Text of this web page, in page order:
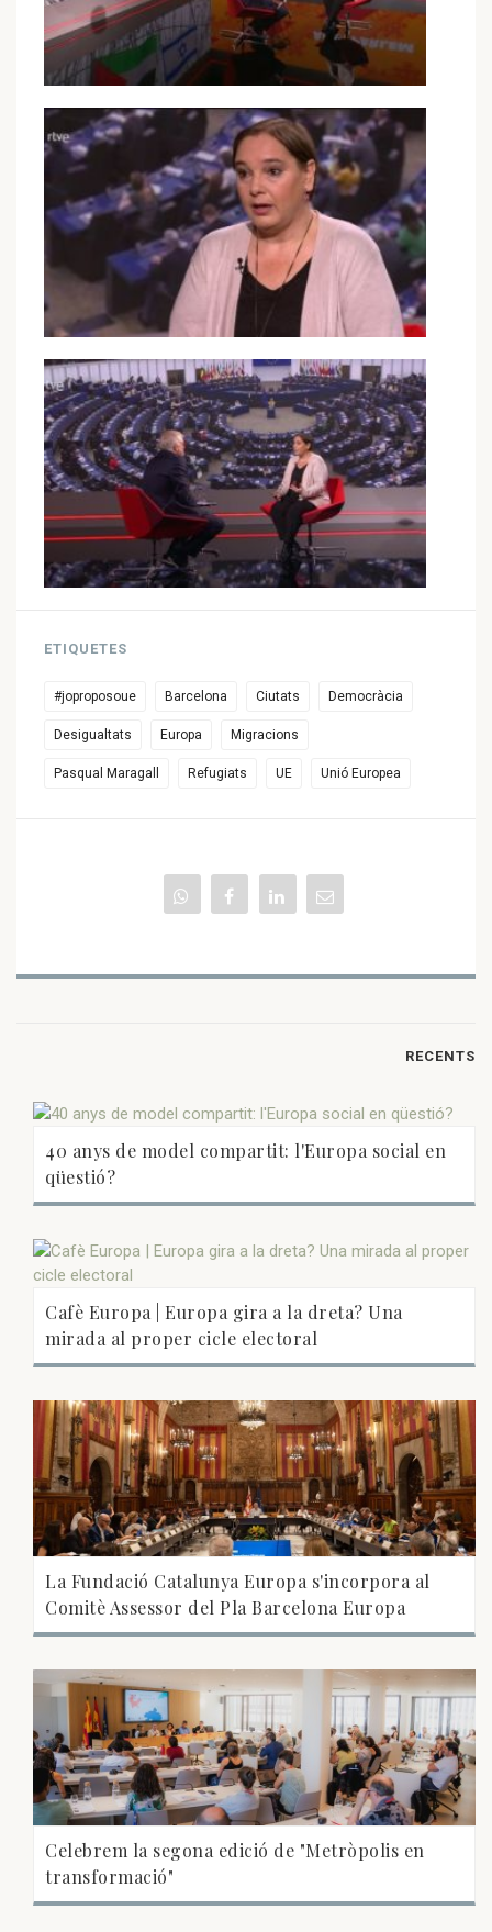
ETIQUETES
#joproposoue Barcelona Ciutats Democràcia
Desigualtats Europa Migracions
Pasqual Maragall Refugiats UE Unió Europea
RECENTS
40 anys de model compartit: l'Europa social en
qüestió?
Cafè Europa | Europa gira a la dreta? Una
mirada al proper cicle electoral
La Fundació Catalunya Europa s'incorpora al
Comitè Assessor del Pla Barcelona Europa
Celebrem la segona edició de "Metròpolis en
transformació"